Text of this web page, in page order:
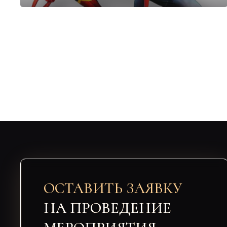
ОСТАВИТЬ ЗАЯВКУ
НА ПРОВЕДЕНИЕ